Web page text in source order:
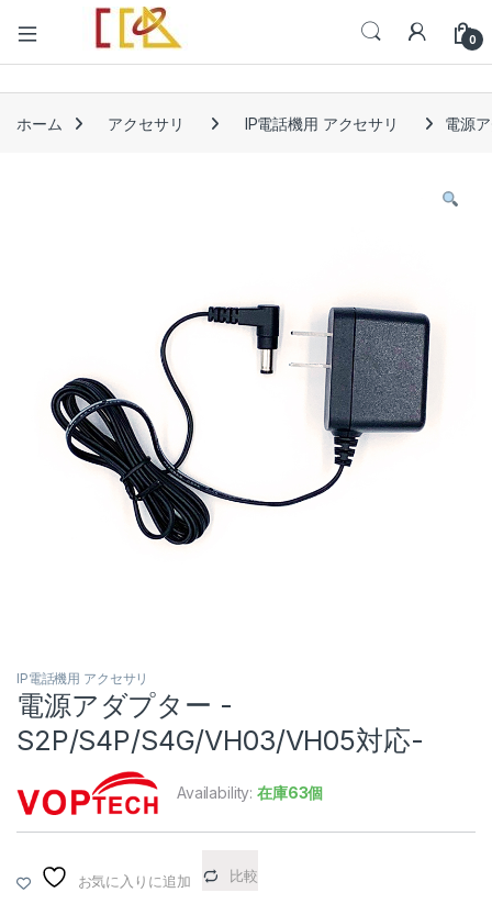
Open 0
ホーム アクセサリ IP電話機用 アクセサリ 電源
IP電話機用 アクセサリ
電源アダプター -
S2P/S4P/S4G/VH03/VH05対応-
Availability:在庫63個
お気に入りに追加 比較